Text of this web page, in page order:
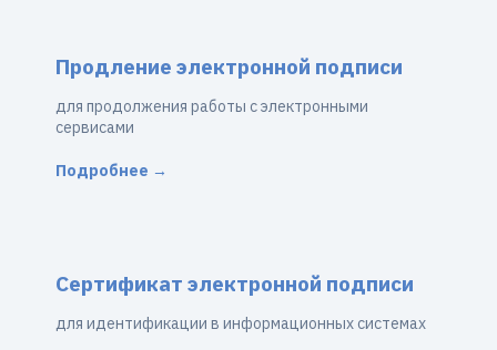
Продление электронной подписи
для продолжения работы с электронными
сервисами
Подробнее →
Сертификат электронной подписи
для идентификации в информационных системах